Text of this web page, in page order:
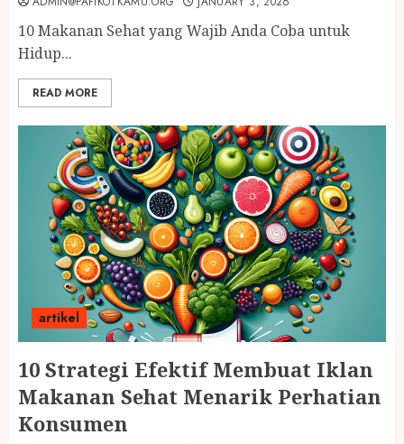
10 Makanan Sehat yang Wajib Anda Coba untuk
Hidup...
READ MORE
artikel
10 Strategi Efektif Membuat Iklan
Makanan Sehat Menarik Perhatian
Konsumen